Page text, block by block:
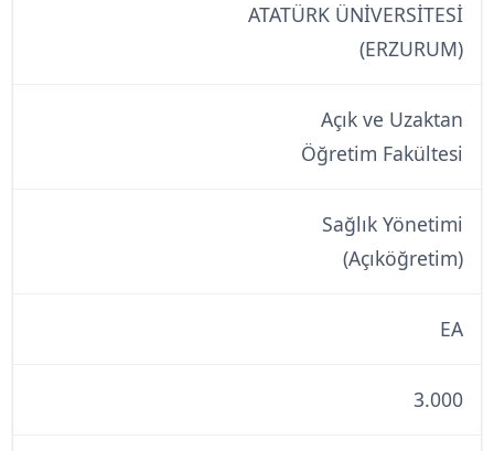
ATATÜRK ÜNİVERSİTESİ
(ERZURUM)
Açık ve Uzaktan
Öğretim Fakültesi
Sağlık Yönetimi
(Açıköğretim)
EA
3.000